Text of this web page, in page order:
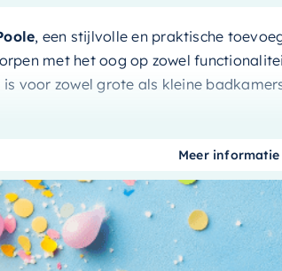
, een stijlvolle en praktische
met het oog op zowel
voor zowel grote als kleine
met zijn unieke combinatie van ocher
contrasteert prachtig met de ocher
mooi als functioneel is. Deze waskom is
uw badkamer een vleugje elegantie en
Meer informatie